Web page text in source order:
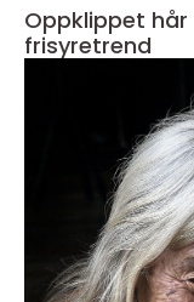
Oppklippet
frisyretrend